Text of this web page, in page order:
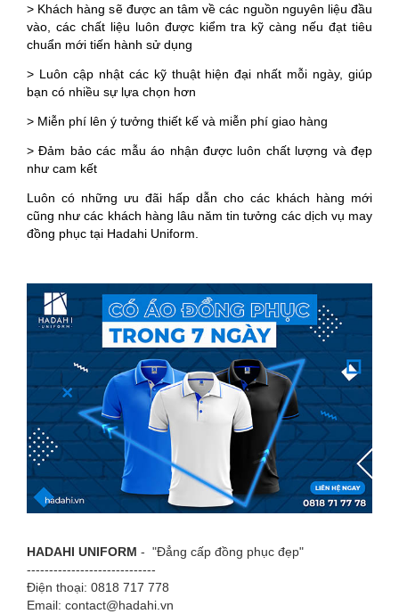
> Khách hàng sẽ được an tâm về các nguồn nguyên liệu đầu
vào, các chất liệu luôn được kiểm tra kỹ càng nếu đạt tiêu
chuẩn mới tiến hành sử dụng
> Luôn cập nhật các kỹ thuật hiện đại nhất mỗi ngày, giúp
bạn có nhiều sự lựa chọn hơn
> Miễn phí lên ý tưởng thiết kế và miễn phí giao hàng
> Đảm bảo các mẫu áo nhận được luôn chất lượng và đẹp
như cam kết
Luôn có những ưu đãi hấp dẫn cho các khách hàng mới
cũng như các khách hàng lâu năm tin tưởng các dịch vụ may
đồng phục tại Hadahi Uniform.
HADAHI UNIFORM - "Đẳng cấp đồng phục đẹp"
-----------------------------
Điện thoại: 0818 717 778
Email: contact@hadahi.vn